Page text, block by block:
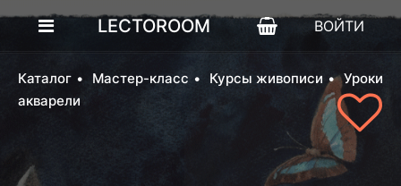
LECTOROOM ВОЙТИ
Каталог Мастер-класс Курсы живописи
Уроки
акварели